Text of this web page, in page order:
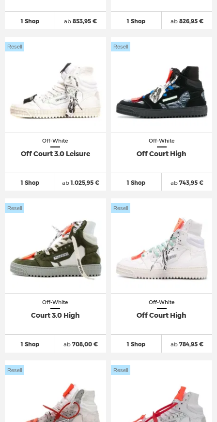
1 Shop ab 853,95 € 1 Shop ab826,95 €
Off-White
Off Court 3.0 Leisure
1 Shop
Resell
ab1.025,95 €
Off-White
Off Court High
1 Shop
Resell
ab743,95 €
Off-White
Court 3.0 High
1 Shop
Resell
ab708,00 €
Off-White
Off Court High
1 Shop
Resell
ab784,95 €
Resell Resell